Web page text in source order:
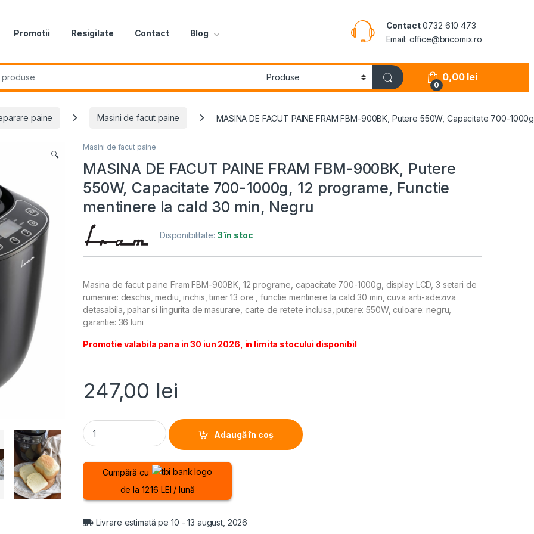
Promotii Resigilate Contact Blog
Contact0732 610 473
Email: office@bricomix.ro
0
0,00 lei
paine Masini de facut paine MASINA DE FACUT PAINE FRAM FBM-900BK, Putere 550W, Capacitate 700-
🔍
Masini de facut paine
MASINA DE FACUT PAINE FRAM FBM-900BK, Putere
550W, Capacitate 700-1000g, 12 programe, Functie
mentinere la cald 30 min, Negru
Disponibilitate: 3 în stoc
Masina de facut paine Fram FBM-900BK, 12 programe, capacitate 700-1000g, display LCD, 3 setari de
rumenire: deschis, mediu, inchis, timer 13 ore , functie mentinere la cald 30 min, cuva anti-adeziva
detasabila, pahar si lingurita de masurare, carte de retete inclusa, putere: 550W, culoare: negru,
garantie: 36 luni
Promotie valabila pana in 30 iun 2026, in limita stocului disponibil
247,00 lei
MASINA DE FACUT PAINE FRAM FBM-900BK, Putere 550W, Capacitate 700-1000g, 12 programe, Functie
Adaugă în coș
Cumpără cu
de la 12.16 LEI / lună
Livrare estimată pe 10 - 13 august, 2026